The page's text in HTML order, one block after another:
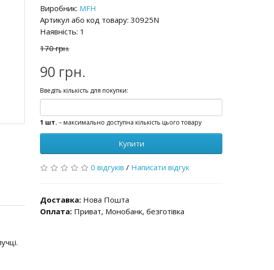
Виробник: MFH
Артикул або код товару: 30925N
Наявність: 1
170 грн.
90 грн.
Введіть кількість для покупки:
1 шт. – максимально доступна кількість цього товару
Купити
0 відгуків / Написати відгук
Доставка: Нова Пошта
Оплата: Приват, Монобанк, безготівка